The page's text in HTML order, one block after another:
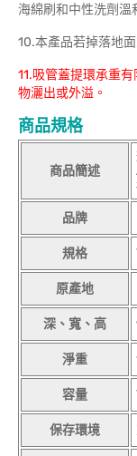
海綿刷和中性洗劑溫
10.本產品若掉落地
11.吸管蓋提環承重
物灑出或外溢。
商品規格
商品簡述
品牌
規格
原產地
深、寬、高
淨重
容量
保存環境